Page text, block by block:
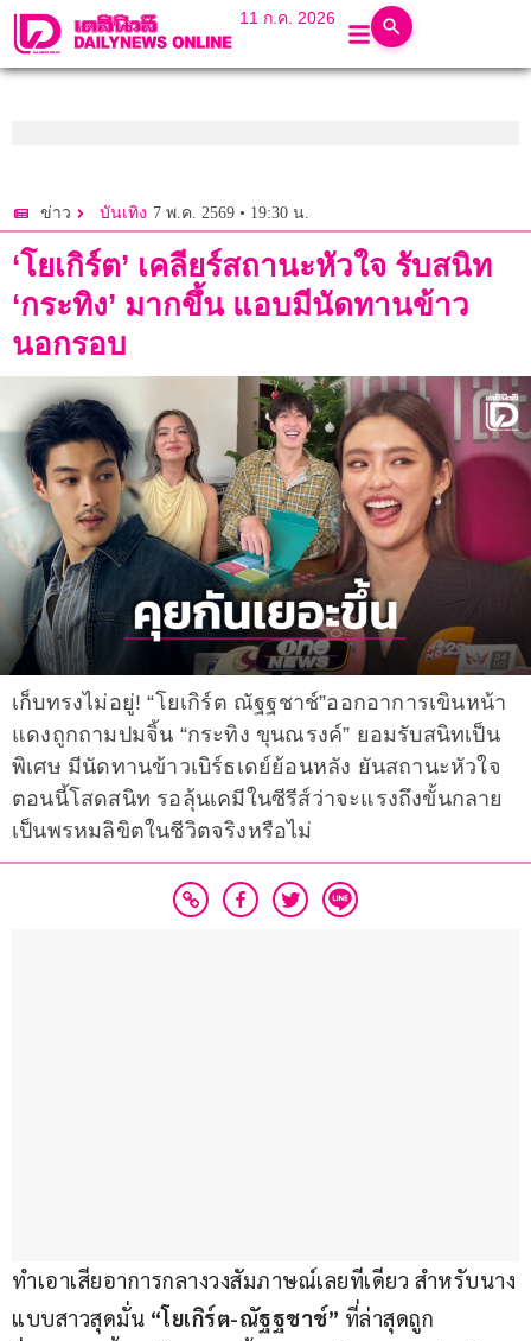
11 ก.ค. 2026
ข่าว บันเทิง 7 พ.ค. 2569 • 19:30 น.
‘โยเกิร์ต’ เคลียร์สถานะหัวใจ รับสนิท
‘กระทิง’ มากขึ้น แอบมีนัดทานข้าว
นอกรอบ
เก็บทรงไม่อยู่! “โยเกิร์ต ณัฐฐชาช์”ออกอาการเขินหน้า
แดงถูกถามปมจิ้น “กระทิง ขุนณรงค์” ยอมรับสนิทเป็น
พิเศษ มีนัดทานข้าวเบิร์ธเดย์ย้อนหลัง ยันสถานะหัวใจ
ตอนนี้โสดสนิท รอลุ้นเคมีในซีรีส์ว่าจะแรงถึงขั้นกลาย
เป็นพรหมลิขิตในชีวิตจริงหรือไม่
ทำเอาเสียอาการกลางวงสัมภาษณ์เลยทีเดียว สำหรับนาง
แบบสาวสุดมั่น “โยเกิร์ต-ณัฐฐชาช์” ที่ล่าสุดถูก